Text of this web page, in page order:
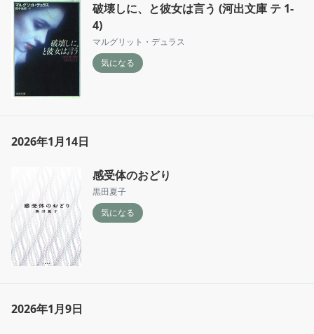
破壊しに、と彼女は言う (河出文庫 テ 1-
4)
マルグリット・デュラス
気になる
2026年1月14日
感受体のおどり
黒田夏子
気になる
2026年1月9日